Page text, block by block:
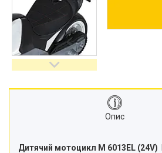
Опис
Дитячий мотоцикл M 6013EL (24V)